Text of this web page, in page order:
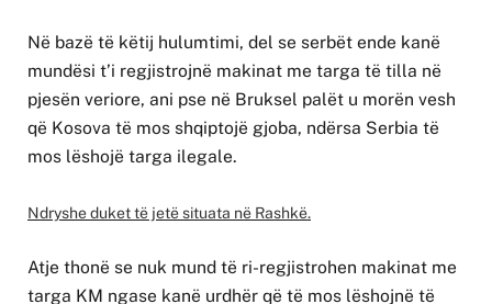
Në bazë të këtij hulumtimi, del se serbët ende kanë
mundësi t’i regjistrojnë makinat me targa të tilla në
pjesën veriore, ani pse në Bruksel palët u morën vesh
që Kosova të mos shqiptojë gjoba, ndërsa Serbia të
mos lëshojë targa ilegale.
Ndryshe duket të jetë situata në Rashkë.
Atje thonë se nuk mund të ri-regjistrohen makinat me
targa KM ngase kanë urdhër që të mos lëshojnë të